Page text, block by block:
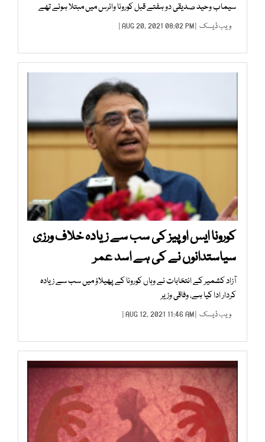
سیماب وحید صدیقی دو ہفتے قبل کورونا وائرس میں مبتلا ہوئے تھے
ویب ڈیسک | AUG 20, 2021 08:02 PM |
کورونا ایس او پیز کی سب سے زیادہ خلاف ورزی
سیاستدانوں نے کی ہے اسد عمر
آزاد کشمیر کے انتخابات نے وہاں کورونا کے پھیلاؤ میں سب سے زیادہ
کردار ادا کیا ہے، وفاقی وزیر
ویب ڈیسک | AUG 12, 2021 11:46 AM |